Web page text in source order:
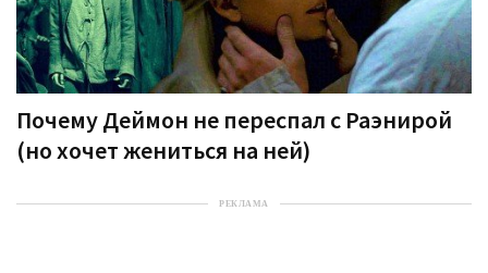
Почему Деймон не переспал с Раэнирой
(но хочет жениться на ней)
РЕКЛАМА